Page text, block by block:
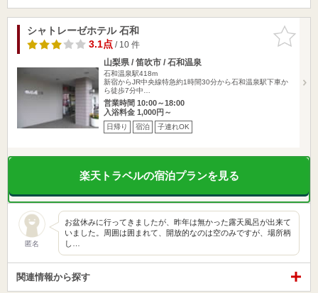
お気に入
りに追加
シャトレーゼホテル 石和
3.1点/ 10 件
山梨県 / 笛吹市 / 石和温泉
石和温泉駅418m
新宿からJR中央線特急約1時間30分から石和温泉駅下車か
ら徒歩7分中…
営業時間 10:00～18:00
入浴料金 1,000円～
日帰り 宿泊 子連れOK
楽天トラベルの宿泊プランを見る
匿名
お盆休みに行ってきましたが、昨年は無かった露天風呂が出来て
いました。周囲は囲まれて、開放的なのは空のみですが、場所柄
し…
関連情報から探す